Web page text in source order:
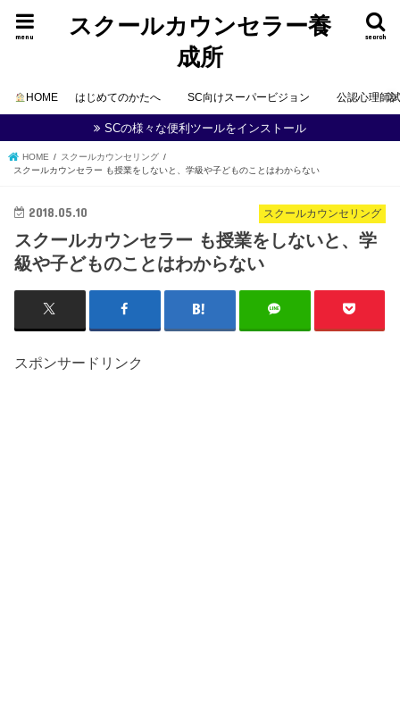
スクールカウンセラー養
成所
search
menu
HOME はじめてのかたへ SC向けスーパービジョン 公認心理師
SCの様々な便利ツールをインストール
HOME
スクールカウンセリング
スクールカウンセラー も授業をしないと、学級や子どものことはわからない
スクールカウンセリング
2018.05.10
スクールカウンセラー も授業をしないと、学
級や子どものことはわからない
スポンサードリンク